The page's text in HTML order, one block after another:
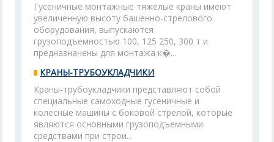
Гусеничные монтажные тяжелые краны имеют
увеличенную высоту башенно-стрелового
оборудования, выпускаются
грузоподъемностью 100, 125 250, 300 т и
предназначены для монтажа к�...
КРАНЫ-ТРУБОУКЛАДЧИКИ
Краны-трубоукладчики представляют собой
специальные самоходные гусеничные и
колесные машины с боковой стрелой, которые
являются основными грузоподъемными
средствами при строи...